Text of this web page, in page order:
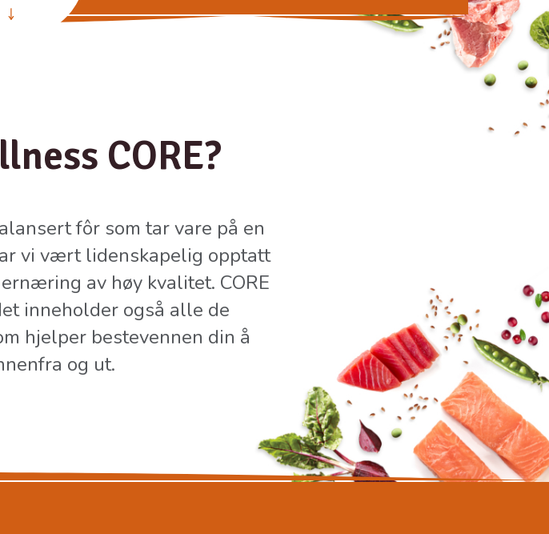
CORE?
fôr som tar vare på en
vi vært lidenskapelig opptatt
av høy kvalitet. CORE
inneholder også alle de
hjelper bestevennen din å
og ut.